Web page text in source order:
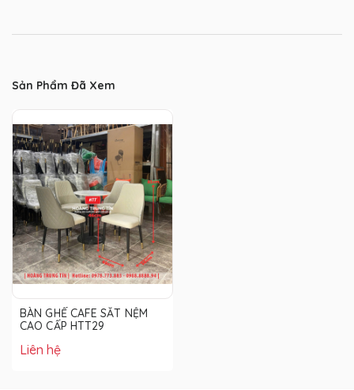
Sản Phẩm Đã Xem
BÀN GHẾ CAFE SẮT NỆM
CAO CẤP HTT29
Liên hệ